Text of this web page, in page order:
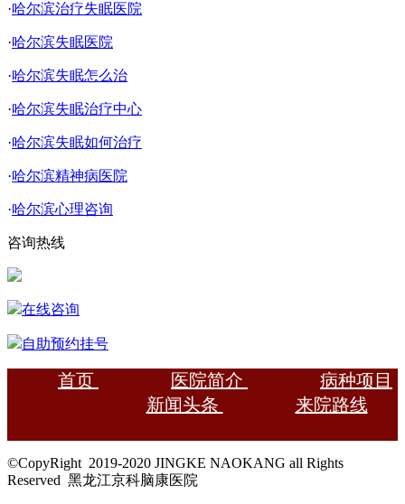
·哈尔滨治疗失眠医院
·哈尔滨失眠医院
·哈尔滨失眠怎么治
·哈尔滨失眠治疗中心
·哈尔滨失眠如何治疗
·哈尔滨精神病医院
·哈尔滨心理咨询
咨询热线
在线咨询
自助预约挂号
首页 医院简介
病种项目
新闻头条
来院路线
©CopyRight 2019-2020 JINGKE NAOKANG all Rights
Reserved 黑龙江京科脑康医院